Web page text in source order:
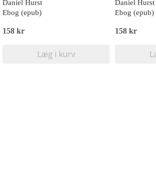
Daniel Hurst
Ebog (epub)
158 kr
Læg i kurv
Daniel Hurst
Ebog (epub)
158 kr